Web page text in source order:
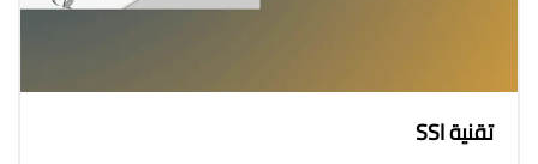
تقنية SSl